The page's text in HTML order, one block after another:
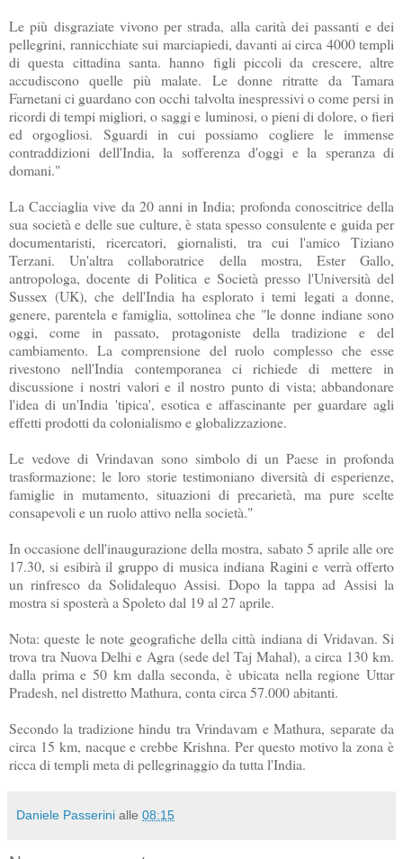
Le più disgraziate vivono per strada, alla carità dei passanti e dei
pellegrini, rannicchiate sui marciapiedi, davanti ai circa 4000 templi
di questa cittadina santa. hanno figli piccoli da crescere, altre
accudiscono quelle più malate. Le donne ritratte da Tamara
Farnetani ci guardano con occhi talvolta inespressivi o come persi in
ricordi di tempi migliori, o saggi e luminosi, o pieni di dolore, o fieri
ed orgogliosi. Sguardi in cui possiamo cogliere le immense
contraddizioni dell'India, la sofferenza d'oggi e la speranza di
domani."
LaCacciaglia vive da 20 anni in India; profonda conoscitrice della
sua società e delle sue culture, è stata spesso consulente e guida per
documentaristi, ricercatori, giornalisti, tra cui l'amico Tiziano
Terzani. Un'altra collaboratrice della mostra, Ester Gallo,
antropologa, docente di Politica e Società presso l'Università del
Sussex (UK), che dell'India ha esplorato i temi legati a donne,
genere, parentela e famiglia, sottolinea che "le donne indiane sono
oggi, come in passato, protagoniste della tradizione e del
cambiamento. La comprensione del ruolo complesso che esse
rivestono nell'India contemporanea ci richiede di mettere in
discussione i nostri valori e il nostro punto di vista; abbandonare
l'idea di un'India 'tipica', esotica e affascinante per guardare agli
effetti prodotti da colonialismo e globalizzazione.
Le vedove di Vrindavan sono simbolo di un Paese in profonda
trasformazione; le loro storie testimoniano diversità di esperienze,
famiglie in mutamento, situazioni di precarietà, ma pure scelte
consapevoli e un ruolo attivo nella società."
In occasione dell'inaugurazione della mostra, sabato 5 aprile alle ore
17.30, si esibirà il gruppo di musica indiana Ragini e verrà offerto
un rinfresco da SolidalequoAssisi. Dopo la tappa ad Assisi la
mostra si sposterà a Spoleto dal 19 al 27 aprile.
Nota: queste le note geografiche della città indiana di Vridavan. Si
trova tra Nuova Delhi e Agra (sede delTaj Mahal), a circa 130 km.
dalla prima e 50 km dalla seconda, è ubicata nella regione Uttar
Pradesh, nel distrettoMathura, conta circa 57.000 abitanti.
Secondo la tradizionehindu traVrindavam eMathura, separate da
circa 15 km, nacque e crebbe Krishna. Per questo motivo la zona è
ricca di templi meta di pellegrinaggio da tutta l'India.
Daniele Passerini alle 08:15